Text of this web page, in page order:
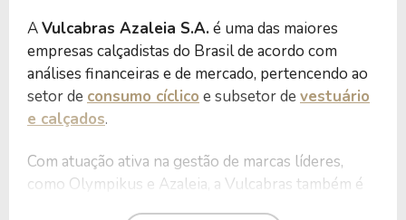
AVulcabras Azaleia S.A.é uma das maiores
empresas calçadistas do Brasil de acordo com
análises financeiras e de mercado, pertencendo ao
setor de consumo cíclico e subsetor de vestuário
e calçados.
Com atuação ativa na gestão de marcas líderes,
como Olympikus e Azaleia, a Vulcabras também é